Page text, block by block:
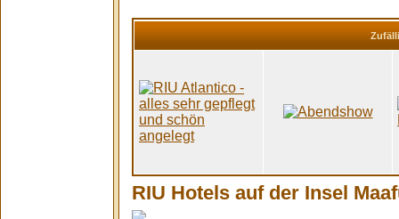
RIU Hotels auf der Insel